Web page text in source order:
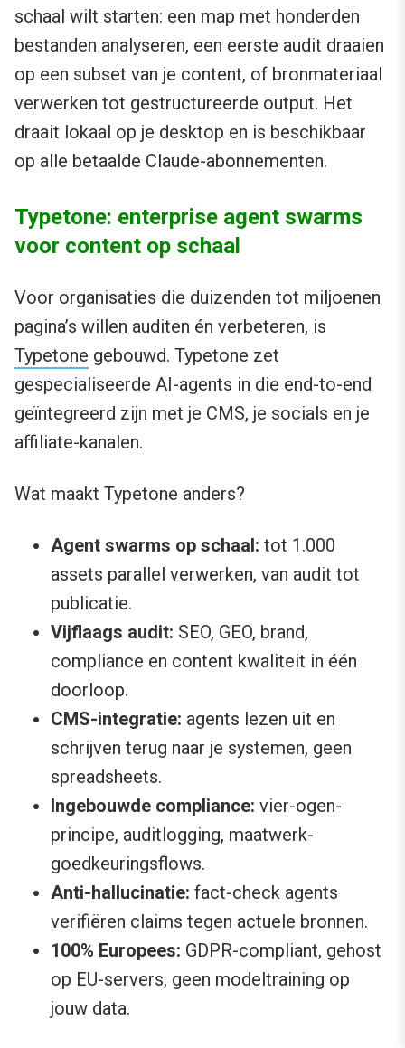
schaal wilt starten: een map met honderden
bestanden analyseren, een eerste audit draaien
op een subset van je content, of bronmateriaal
verwerken tot gestructureerde output. Het
draait lokaal op je desktop en is beschikbaar
op alle betaalde Claude-abonnementen.
Typetone: enterprise agent swarms
voor content op schaal
Voor organisaties die duizenden tot miljoenen
pagina’s willen auditen én verbeteren, is
Typetone gebouwd. Typetone zet
gespecialiseerde AI-agents in die end-to-end
geïntegreerd zijn met je CMS, je socials en je
affiliate-kanalen.
Wat maakt Typetone anders?
Agent swarms op schaal: tot 1.000
assets parallel verwerken, van audit tot
publicatie.
Vijflaags audit: SEO, GEO, brand,
compliance en content kwaliteit in één
doorloop.
CMS-integratie: agents lezen uit en
schrijven terug naar je systemen, geen
spreadsheets.
Ingebouwde compliance: vier-ogen-
principe, auditlogging, maatwerk-
goedkeuringsflows.
Anti-hallucinatie: fact-check agents
verifiëren claims tegen actuele bronnen.
100% Europees: GDPR-compliant, gehost
op EU-servers, geen modeltraining op
jouw data.